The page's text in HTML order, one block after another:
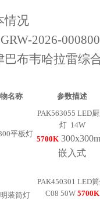
情况
2026-000800
布韦哈拉雷综
名称 参数描述
平板灯
PAK563055 LED
灯 14W
5700K
嵌入式
装筒灯
PAK450301 LED
C08 50W 5700K